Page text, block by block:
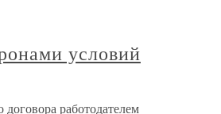
условий
работодателем